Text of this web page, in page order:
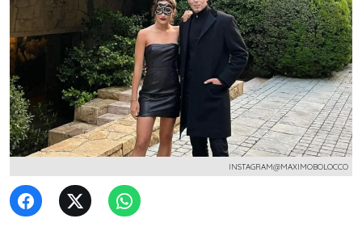
INSTAGRAM@MAXIMOBOLOCCO